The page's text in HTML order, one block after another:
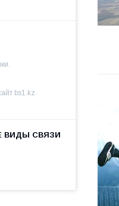
bs1.kz